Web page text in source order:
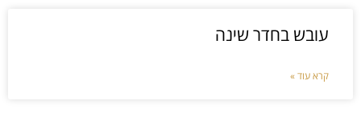
עובש בחדר שינה
קרא עוד »